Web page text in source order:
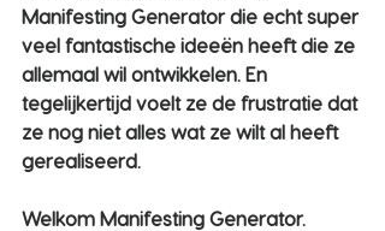
Manifesting Generator die echt super
veel fantastische ideeën heeft die ze
allemaal wil ontwikkelen. En
tegelijkertijd voelt ze de frustratie dat
ze nog niet alles wat ze wilt al heeft
gerealiseerd.
Welkom Manifesting Generator.